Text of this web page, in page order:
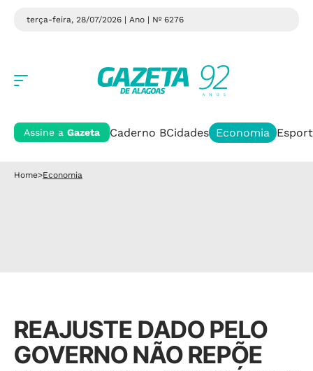
terça-feira, 28/07/2026 | Ano | Nº 6276
Assine a Gazeta Caderno BCidades Economia
Home>Economia
REAJUSTE DADO PELO
GOVERNO NÃO REPÕE